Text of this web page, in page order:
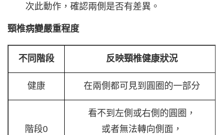
次此動作，確認兩側是否有差異。
頸椎病變嚴重程度
不同階段 反映頸椎健康狀況
健康 在兩側都可見到圓圈的一部分
階段0
看不到左側或右側的圓圈，
或者無法轉向側面，